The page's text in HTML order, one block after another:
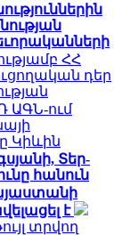
ՀՀ
դեր
ԱԳՆ-ում
Կիևին
Տեր-
հանուն
է
տրվող